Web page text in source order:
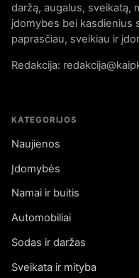
daržą, augalus, sveikatą,
įdomybes bei kasdienius
paprasčiau, sveikiau ir
Redakcija:
KATEGORIJOS
Naujienos
Įdomybės
Namai ir buitis
Automobiliai
Sodas ir daržas
Sveikata ir mityba